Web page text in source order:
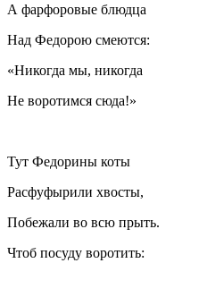
А фарфоровые блюдца
Над Федорою смеются:
«Никогда мы, никогда
Не воротимся сюда!»
Тут Федорины коты
Расфуфырили хвосты,
Побежали во всю прыть.
Чтоб посуду воротить: